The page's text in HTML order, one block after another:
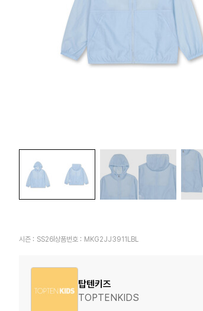
시즌 : SS26 상품번호 : MKG2JJ3911LBL
탑텐키즈
TOPTENKIDS